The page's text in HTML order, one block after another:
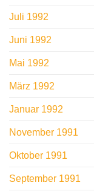
Juli 1992
Juni 1992
Mai 1992
März 1992
Januar 1992
November 1991
Oktober 1991
September 1991